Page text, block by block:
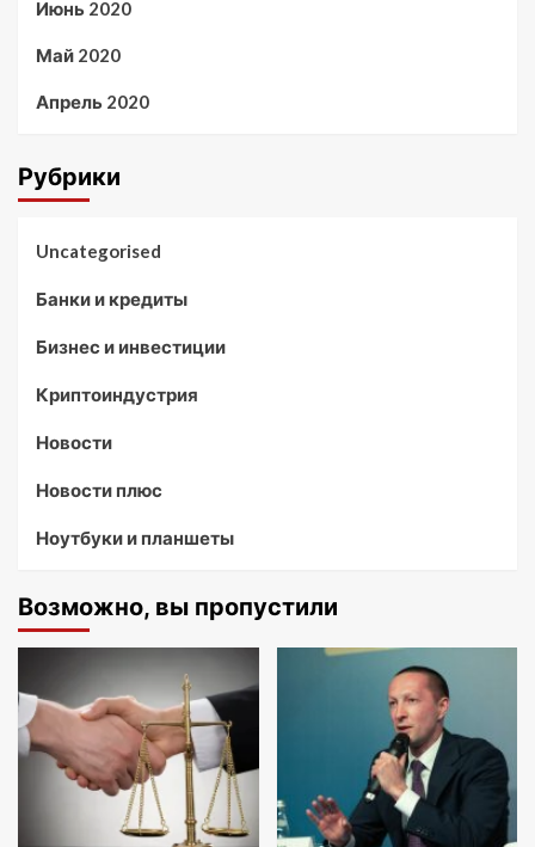
Июнь 2020
Май 2020
Апрель 2020
Рубрики
Uncategorised
Банки и кредиты
Бизнес и инвестиции
Криптоиндустрия
Новости
Новости плюс
Ноутбуки и планшеты
Возможно, вы пропустили